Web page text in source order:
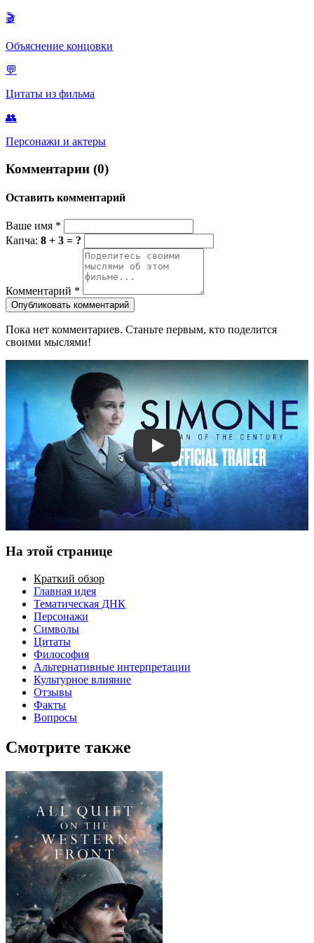
🎬
Объяснение концовки
💬
Цитаты из фильма
👥
Персонажи и актеры
Комментарии (0)
Оставить комментарий
Ваше имя *
Капча: 8 + 3 = ?
Комментарий *
Опубликовать комментарий
Пока нет комментариев. Станьте первым, кто поделится
своими мыслями!
Смотреть трейлер
На этой странице
Краткий обзор
Главная идея
Тематическая ДНК
Персонажи
Символы
Цитаты
Философия
Альтернативные интерпретации
Культурное влияние
Отзывы
Факты
Вопросы
Смотрите также